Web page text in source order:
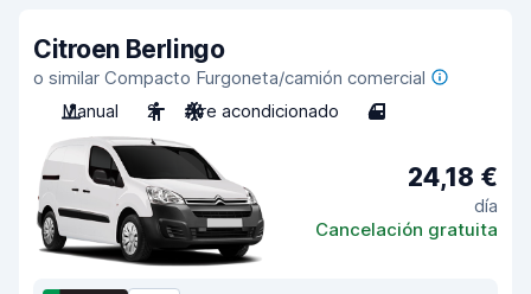
Citroen Berlingo
o similar Compacto Furgoneta/camión comercial
Manual
2 Aire acondicionado 4
24,18 €
día
Cancelación gratuita